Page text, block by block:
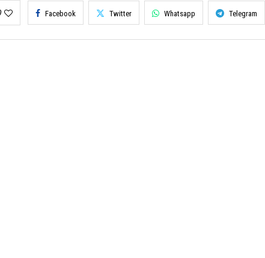
Facebook Twitter Whatsapp Telegram